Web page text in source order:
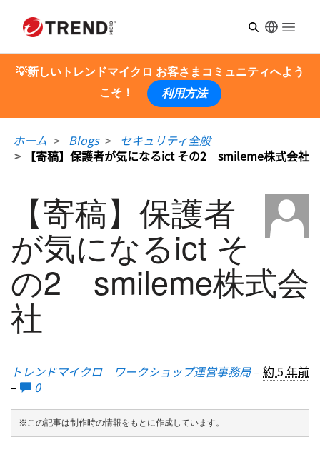
Open
💡新しいトレンドマイクロ お客さまコミュニティへよう
こそ！
利用方法
ホーム Blogs
セキュリティ全般
【寄稿】保護者が気になるict その2 smileme株式会社
【寄稿】保護者
が気になるict そ
の2 smileme株式会
社
トレンドマイクロ ワークショップ運営事務局– 約 5 年前
–
0
※この記事は制作時の情報をもとに作成しています。